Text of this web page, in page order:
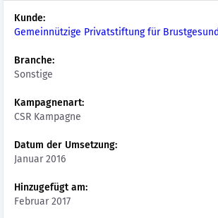
Kunde:
Gemeinnützige Privatstiftung für
Branche:
Sonstige
Kampagnenart:
CSR Kampagne
Datum der Umsetzung:
Januar 2016
Hinzugefügt am:
Februar 2017